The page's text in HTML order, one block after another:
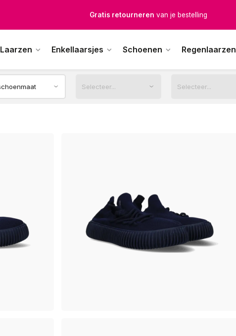
Gratis verzendingvanaf € 100,-
1500+ modellen op voorraad
Op werkdagen voor 12.00u besteld,
Laarzen Enkellaarsjes Schoenen Regenlaarzen